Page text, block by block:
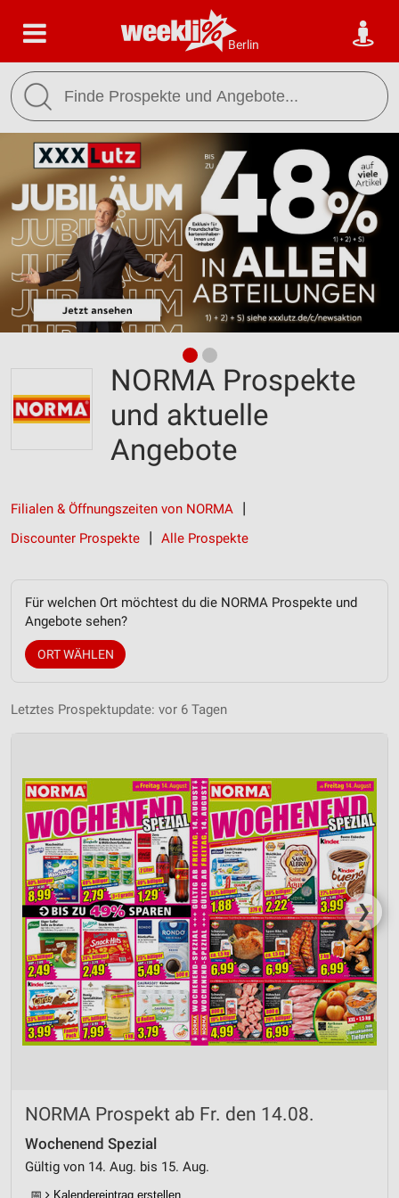
Berlin
NORMA Prospekte
und aktuelle
Angebote
Filialen & Öffnungszeiten von NORMA
Discounter Prospekte
Alle Prospekte
Für welchen Ort möchtest du die NORMA Prospekte und
Angebote sehen?
ORT WÄHLEN
Letztes Prospektupdate: vor 6 Tagen
❯
NORMA Prospekt ab Fr. den 14.08.
Wochenend Spezial
Gültig von 14. Aug. bis 15. Aug.
📅 Kalendereintrag erstellen